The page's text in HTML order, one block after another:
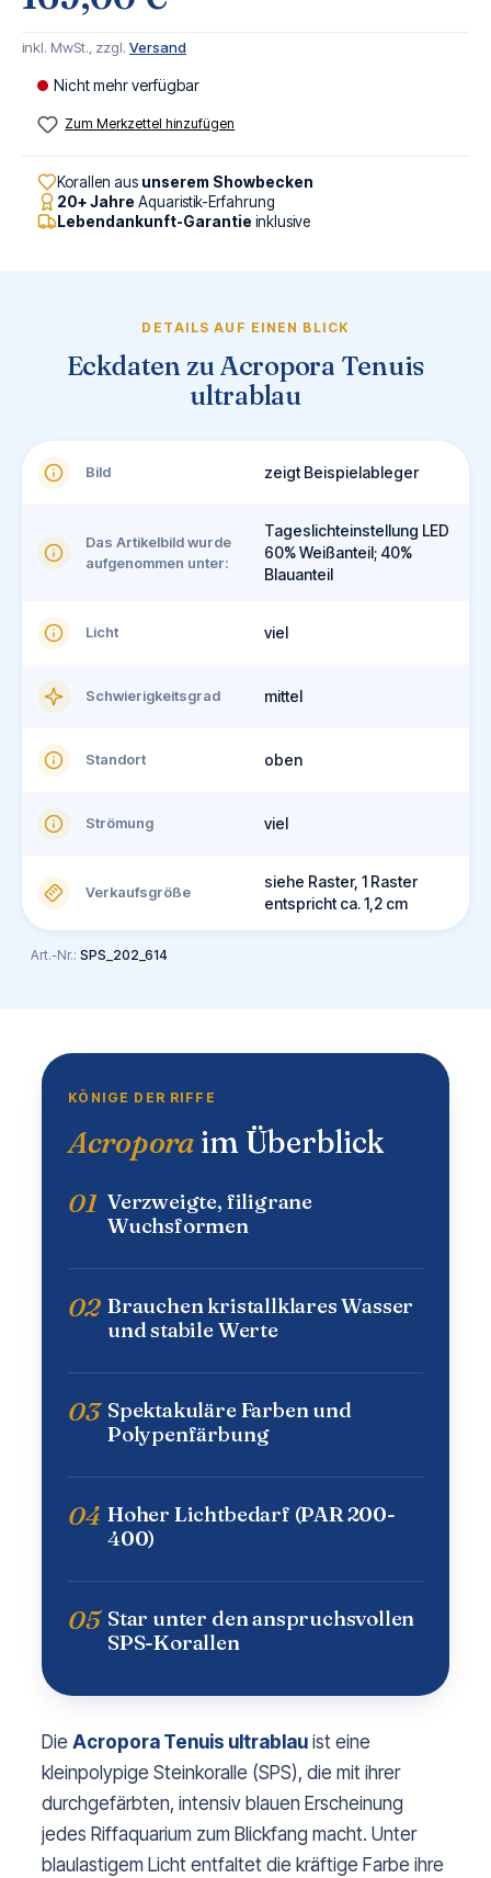
inkl. MwSt., zzgl. Versand
Nicht mehr verfügbar
Zum Merkzettel hinzufügen
Korallen aus unserem Showbecken
20+ Jahre Aquaristik-Erfahrung
Lebendankunft-Garantie inklusive
DETAILS AUF EINEN BLICK
Eckdaten zu Acropora Tenuis
ultrablau
Bild zeigt Beispielableger
Das Artikelbild wurde
aufgenommen unter:
Tageslichteinstellung LED
60% Weißanteil; 40%
Blauanteil
Licht viel
Schwierigkeitsgrad mittel
Standort oben
Strömung viel
Verkaufsgröße
siehe Raster, 1 Raster
entspricht ca. 1,2 cm
Art.-Nr.: SPS_202_614
KÖNIGE DER RIFFE
Acropora im Überblick
01 Verzweigte, filigrane
Wuchsformen
02 Brauchen kristallklares Wasser
und stabile Werte
03 Spektakuläre Farben und
Polypenfärbung
04 Hoher Lichtbedarf (PAR 200-
400)
05 Star unter den anspruchsvollen
SPS-Korallen
Die Acropora Tenuis ultrablau ist eine
kleinpolypige Steinkoralle (SPS), die mit ihrer
durchgefärbten, intensiv blauen Erscheinung
jedes Riffaquarium zum Blickfang macht. Unter
blaulastigem Licht entfaltet die kräftige Farbe ihre